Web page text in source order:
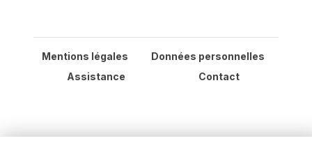
Mentions légales
Données personnelles
Assistance
Contact